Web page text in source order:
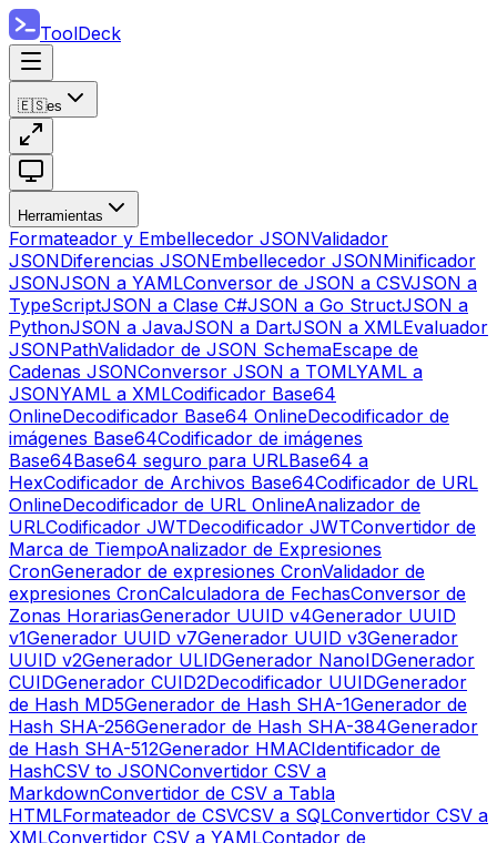
ToolDeck
🇪🇸es
Herramientas
Formateador y Embellecedor JSONValidador
JSONDiferencias JSONEmbellecedor JSONMinificador
JSONJSON a YAMLConversor de JSON a CSVJSON a
TypeScriptJSON a Clase C#JSON a Go StructJSON a
PythonJSON a JavaJSON a DartJSON a XMLEvaluador
JSONPathValidador de JSON SchemaEscape de
Cadenas JSONConversor JSON a TOMLYAML a
JSONYAML a XMLCodificador Base64
OnlineDecodificador Base64 OnlineDecodificador de
imágenes Base64Codificador de imágenes
Base64Base64 seguro para URLBase64 a
HexCodificador de Archivos Base64Codificador de URL
OnlineDecodificador de URL OnlineAnalizador de
URLCodificador JWTDecodificador JWTConvertidor de
Marca de TiempoAnalizador de Expresiones
CronGenerador de expresiones CronValidador de
expresiones CronCalculadora de FechasConversor de
Zonas HorariasGenerador UUID v4Generador UUID
v1Generador UUID v7Generador UUID v3Generador
UUID v2Generador ULIDGenerador NanoIDGenerador
CUIDGenerador CUID2Decodificador UUIDGenerador
de Hash MD5Generador de Hash SHA-1Generador de
Hash SHA-256Generador de Hash SHA-384Generador
de Hash SHA-512Generador HMACIdentificador de
HashCSV to JSONConvertidor CSV a
MarkdownConvertidor de CSV a Tabla
HTMLFormateador de CSVCSV a SQLConvertidor CSV a
XMLConvertidor CSV a YAMLContador de